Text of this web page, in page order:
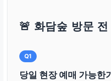
🚨 화담숲 방문
Q1
당일 현장 예매 가능한